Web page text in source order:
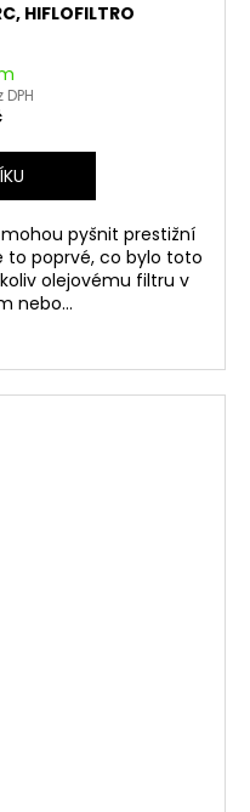
HIFLOFILTRO
DPH
mohou pyšnit prestižní
to poprvé, co bylo toto
olejovému filtru v
nebo...